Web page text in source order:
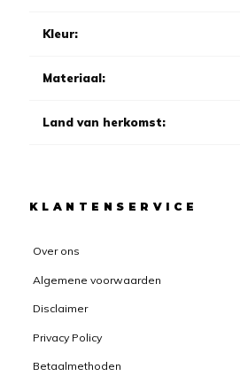
Kleur:
Materiaal:
Land van herkomst:
KLANTENSERVICE
Over ons
Algemene voorwaarden
Disclaimer
Privacy Policy
Betaalmethoden